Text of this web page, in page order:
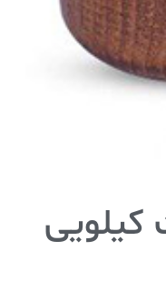
کیلویی